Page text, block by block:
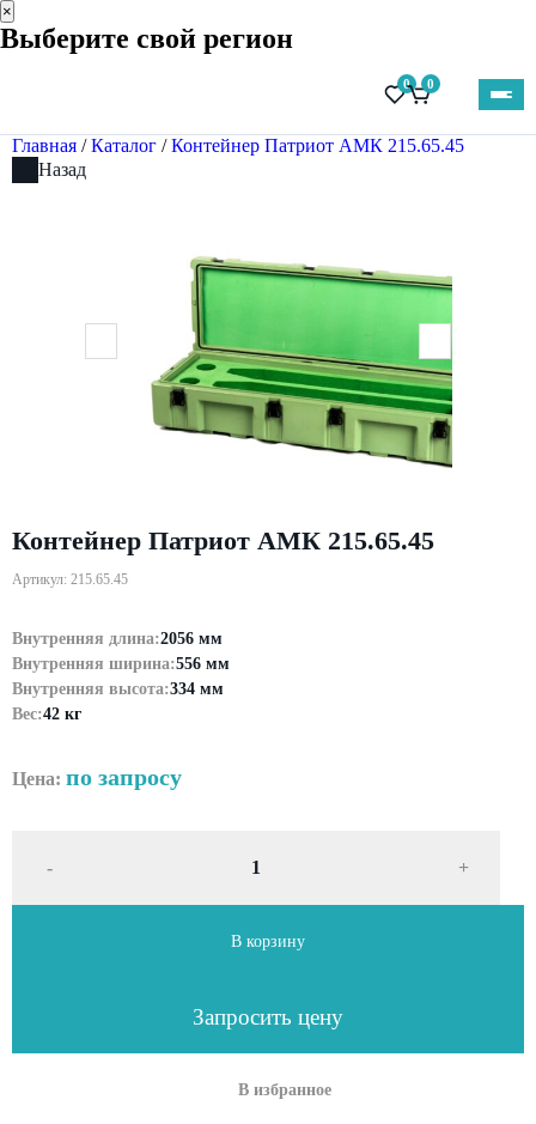
×
Выберите свой регион
0 0
Главная / Каталог / Контейнер Патриот АМК 215.65.45
Назад
Контейнер Патриот АМК 215.65.45
Артикул: 215.65.45
Внутренняя длина:2056 мм
Внутренняя ширина:556 мм
Внутренняя высота:334 мм
Вес:42 кг
Цена: по запросу
- +
В корзину
Запросить цену
В избранное